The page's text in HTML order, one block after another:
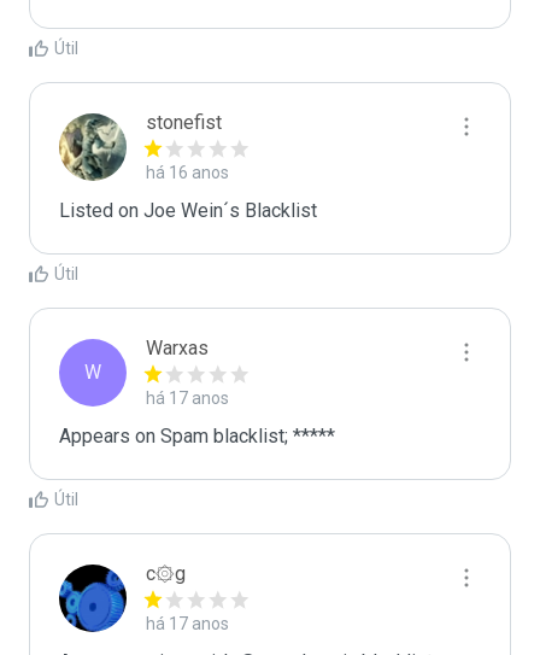
Útil
stonefist
há 16 anos
Listed on Joe Wein´s Blacklist
Útil
W
Warxas
há 17 anos
Appears on Spam blacklist; *****
Útil
c۞g
há 17 anos